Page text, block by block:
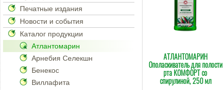
АТЛАНТОМАРИН
Ополаскиватель для полости
рта КОМФОРТ со
спирулиной, 250 мл
Печатные издания
Новости и события
Каталог продукции
Атлантомарин
Арнебия Селекшн
Бенекос
Виллафита